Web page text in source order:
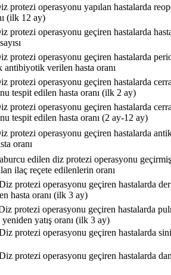
protezi operasyonu yapılan hastalarda
(ilk 12 ay)
protezi operasyonu geçiren hastalarda
protezi operasyonu geçiren hastalarda
verilen hasta oranı
protezi operasyonu geçiren hastalarda
tespit edilen hasta oranı (ilk 2 ay)
protezi operasyonu geçiren hastalarda
tespit edilen hasta oranı (2 ay-12 ay)
protezi operasyonu geçiren hastalarda
oranı
edilen diz protezi operasyonu
ilaç reçete edilenlerin oranı
protezi operasyonu geçiren hastalarda
hasta oranı (ilk 3 ay)
protezi operasyonu geçiren hastalarda
yatış oranı (ilk 3 ay)
protezi operasyonu geçiren hastalarda
protezi operasyonu geçiren hastalarda